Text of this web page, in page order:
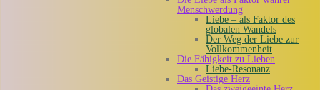
Menschwerdung
Liebe – als Faktor des
globalen Wandels
Der Weg der Liebe zur
Vollkommenheit
Die Fähigkeit zu Lieben
Liebe-Resonanz
Das Geistige Herz